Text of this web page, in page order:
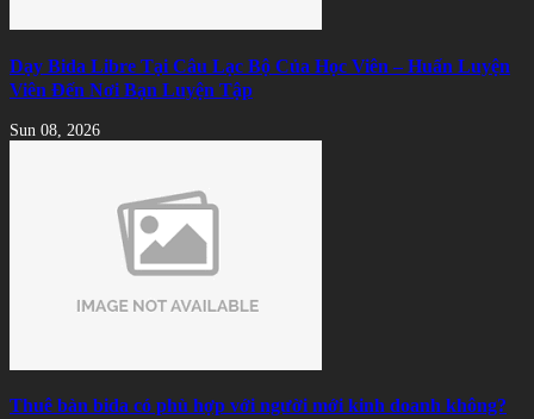
Dạy Bida Libre Tại Câu Lạc Bộ Của Học Viên – Huấn Luyện
Viên Đến Nơi Bạn Luyện Tập
Sun 08, 2026
Thuê bàn bida có phù hợp với người mới kinh doanh không?